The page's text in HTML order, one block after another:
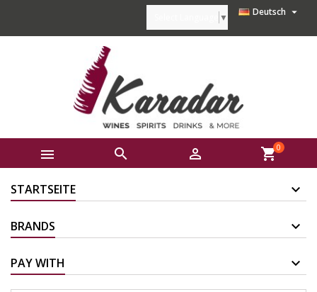
Deutsch 
▼
   shopping_cart0
STARTSEITE
BRANDS
PAY WITH